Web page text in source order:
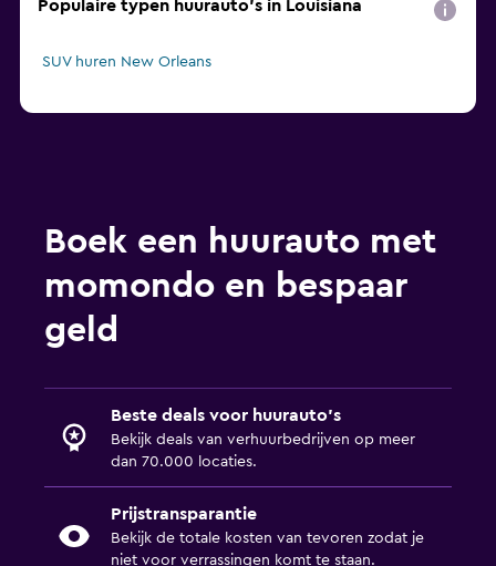
Populaire typen huurauto's in Louisiana
SUV huren New Orleans
Boek een huurauto met
momondo en bespaar
geld
Beste deals voor huurauto's
Bekijk deals van verhuurbedrijven op meer
dan 70.000 locaties.
Prijstransparantie
Bekijk de totale kosten van tevoren zodat je
niet voor verrassingen komt te staan.